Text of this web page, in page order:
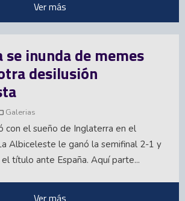
Ver más
inunda de memes
desilusión
Galerias
con el sueño de Inglaterra en el
Albiceleste le ganó la semifinal 2-1 y
título ante España. Aquí parte...
Ver más